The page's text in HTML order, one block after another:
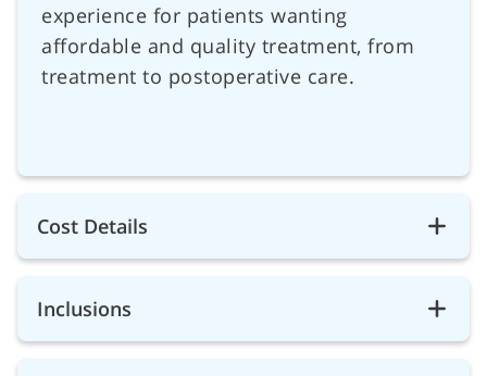
experience for patients wanting
affordable and quality treatment, from
treatment to postoperative care.
Cost Details
Inclusions